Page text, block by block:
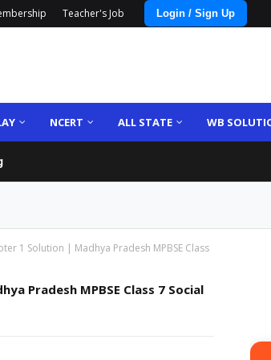
Teacher's Job Login / Sign Up
NCERT ALL STATE WB
1 Solution | Madhya Pradesh MPBSE Class
Pradesh MPBSE Class 7 Social